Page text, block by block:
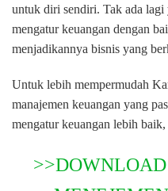
untuk diri sendiri. Tak ada lagi
mengatur keuangan dengan
menjadikannya bisnis yang
Untuk lebih mempermudah
manajemen keuangan yang
mengatur keuangan lebih
>>DOWNLOAD